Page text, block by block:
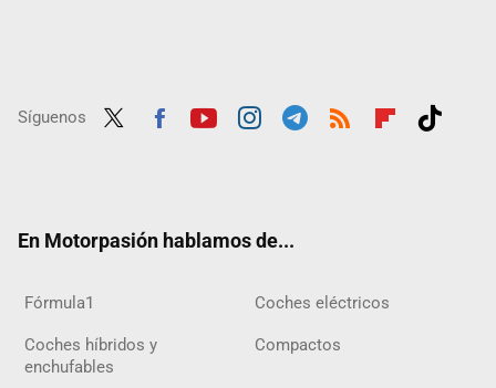
Síguenos
En Motorpasión hablamos de...
Fórmula1 Coches eléctricos
Coches híbridos y
enchufables
Compactos